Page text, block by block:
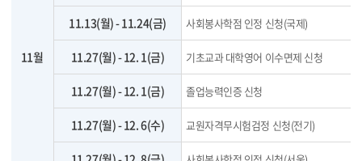
11월
11.13(월) - 11.24(금) 사회봉사학점 인정 신청(국제)
11.27(월) - 12. 1(금) 기초교과 대학영어 이수면제 신청
11.27(월) - 12. 1(금) 졸업능력인증 신청
11.27(월) - 12. 6(수) 교원자격무시험검정 신청(전기)